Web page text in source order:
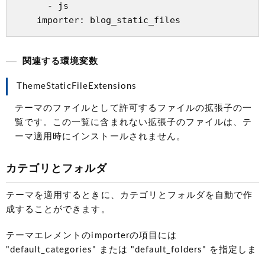
      - js
関連する環境変数
ThemeStaticFileExtensions
テーマのファイルとして許可するファイルの拡張子の一
覧です。この一覧に含まれない拡張子のファイルは、テ
ーマ適用時にインストールされません。
カテゴリとフォルダ
テーマを適用するときに、カテゴリとフォルダを自動で作
成することができます。
テーマエレメントのimporterの項目には
"default_categories" または "default_folders" を指定しま